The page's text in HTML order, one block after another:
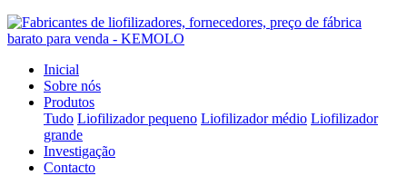
Inicial
Sobre nós
Produtos
Tudo Liofilizador pequeno Liofilizador médio Liofilizador
grande
Investigação
Contacto